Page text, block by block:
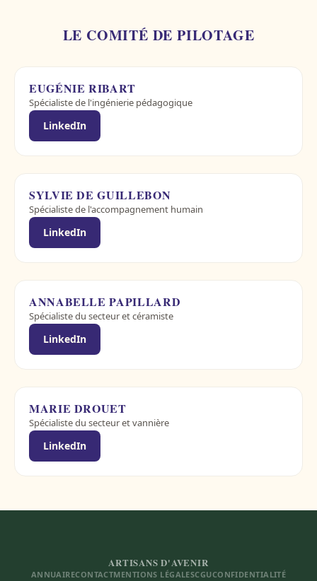
LE COMITÉ DE PILOTAGE
EUGÉNIE RIBART
Spécialiste de l'ingénierie pédagogique
LinkedIn
SYLVIE DE GUILLEBON
Spécialiste de l'accompagnement humain
LinkedIn
ANNABELLE PAPILLARD
Spécialiste du secteur et céramiste
LinkedIn
MARIE DROUET
Spécialiste du secteur et vannière
LinkedIn
ARTISANS D'AVENIR
ANNUAIRECONTACTMENTIONS LÉGALESCGUCONFIDENTIALITÉ